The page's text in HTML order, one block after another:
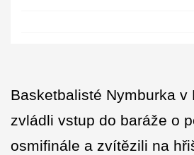
Basketbalisté Nymburka v
zvládli vstup do baráže o
osmifinále a zvítězili na